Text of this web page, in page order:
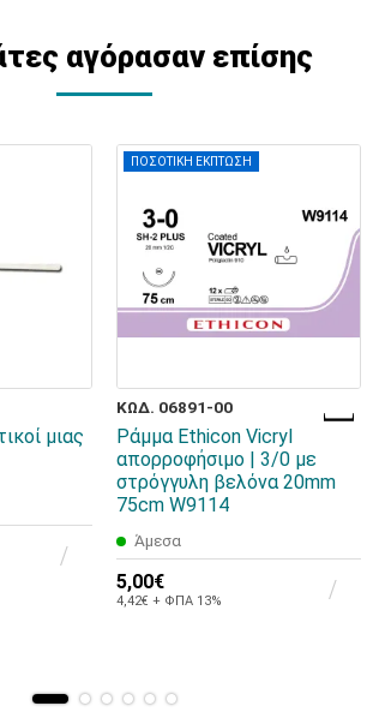
αγόρασαν επίσης
μιας
ΠΟΣΟΤΙΚΗ ΕΚΠΤΩΣΗ
ΚΩΔ. 06891-00
Ράμμα Ethicon Vicryl
απορροφήσιμο | 3/0 με
στρόγγυλη βελόνα 20mm
75cm W9114
Άμεσα
5,00€
4,42€ + ΦΠΑ 13%